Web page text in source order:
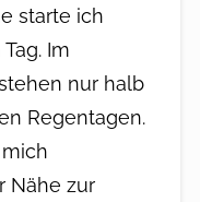
starte ich
Im
nur halb
Regentagen.
Nähe zur